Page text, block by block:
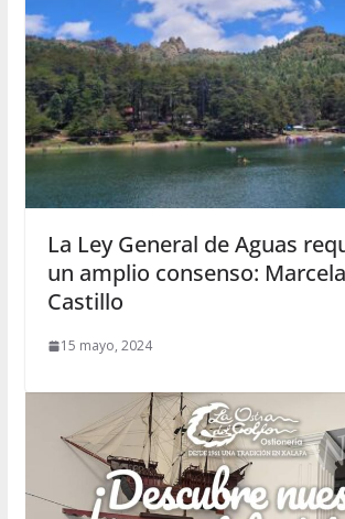
La Ley General de Aguas
un amplio consenso:
Castillo
15 mayo, 2024